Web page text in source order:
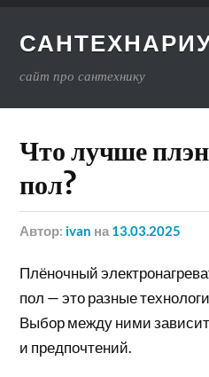
сайт про сантехнику
Что лучше
пол?
Автор: ivan на 13.03.2025
Плёночный
пол — это разные
Выбор между ними
и предпочтений.